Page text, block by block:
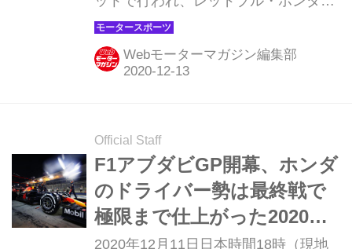
マックス・フェルスタッペンがメルセ
デスAMGを敗りポールポジションを獲
得した。ヤス・マリーナ・サーキット
言われている。ホンダ勢は、レッドブ
ルのアレクサンダー・アルボンが予選
5番手、アルファタウリ・ホンダのダ
ニール・クビアトは予選7番手、ピエ
ール・ガスリーは予選10番手と好調。
Webモーターマガジン編集部
Official Staff
F1アブダビGP開幕、ホンダ
のドライバー勢は最終戦で
極限まで仕上がった2020年
マシンに自信のコメント
2020年12月11日日本時間18時（現地